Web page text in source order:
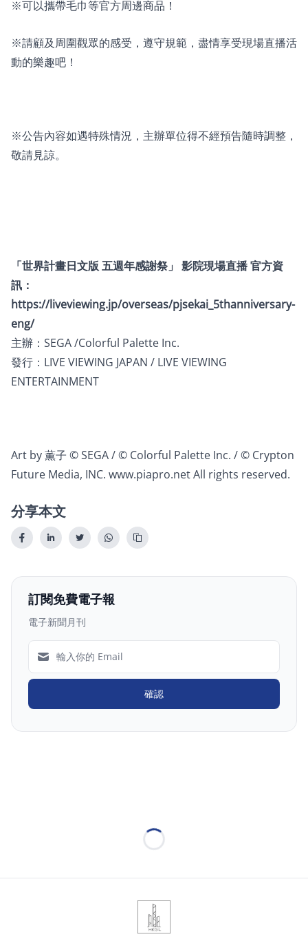
※可以攜帶毛巾等官方周邊商品！
※請顧及周圍觀眾的感受，遵守規範，盡情享受現場直播活
動的樂趣吧！
※公告內容如遇特殊情況，主辦單位得不經預告隨時調整，
敬請見諒。
「世界計畫日文版 五週年感謝祭」 影院現場直播 官方資
訊：
https://liveviewing.jp/overseas/pjsekai_5thanniversary-
eng/
主辦：SEGA /Colorful Palette Inc.
發行：LIVE VIEWING JAPAN / LIVE VIEWING
ENTERTAINMENT
Art by 薫子 © SEGA / © Colorful Palette Inc. / © Crypton
Future Media, INC. www.piapro.netAll rights reserved.
分享本文
訂閱免費電子報
電子新聞月刊
確認
Loading...